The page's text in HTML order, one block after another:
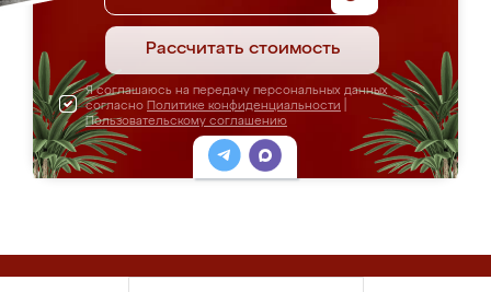
Рассчитать стоимость
Я соглашаюсь на передачу персональных данных
согласно Политике конфиденциальности
Пользовательскому соглашению